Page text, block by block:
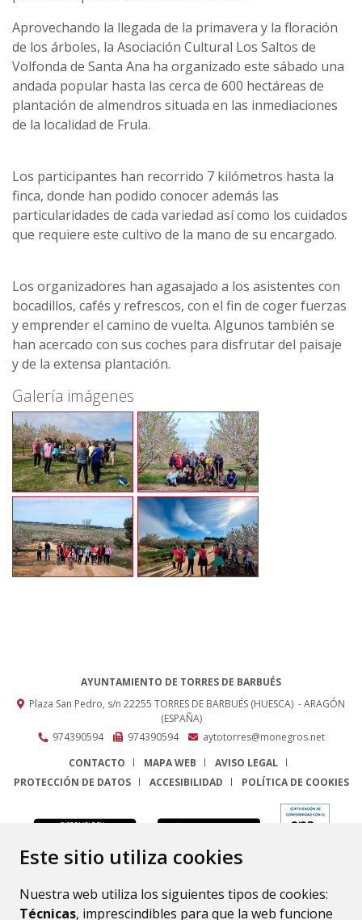
Este sitio utiliza cookies
Nuestra web utiliza los siguientes tipos de cookies:
Técnicas, imprescindibles para que la web funcione
Aprovechando la llegada de la primavera y la floración
de los árboles, la Asociación Cultural Los Saltos de
Volfonda de Santa Ana ha organizado este sábado una
andada popular hasta las cerca de 600 hectáreas de
plantación de almendros situada en las inmediaciones
de la localidad de Frula.
Los participantes han recorrido 7 kilómetros hasta la
finca, donde han podido conocer además las
particularidades de cada variedad así como los cuidados
que requiere este cultivo de la mano de su encargado.
Los organizadores han agasajado a los asistentes con
bocadillos, cafés y refrescos, con el fin de coger fuerzas
y emprender el camino de vuelta. Algunos también se
han acercado con sus coches para disfrutar del paisaje
y de la extensa plantación.
Galería imágenes
AYUNTAMIENTO DE TORRES DE BARBUÉS
Plaza San Pedro, s/n 22255 TORRES DE BARBUÉS (HUESCA) - ARAGÓN
(ESPAÑA)
974390594
974390594
aytotorres@monegros.net
CONTACTO
MAPA WEB
AVISO LEGAL
PROTECCIÓN DE DATOS
ACCESIBILIDAD POLÍTICA DE COOKIES